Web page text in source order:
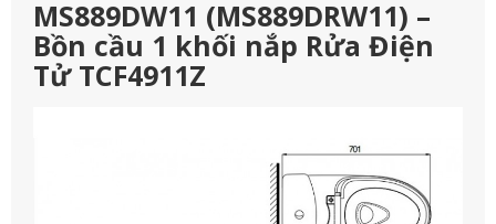
MS889DW11 (MS889DRW11) –
Bồn cầu 1 khối nắp Rửa Điện
Tử TCF4911Z